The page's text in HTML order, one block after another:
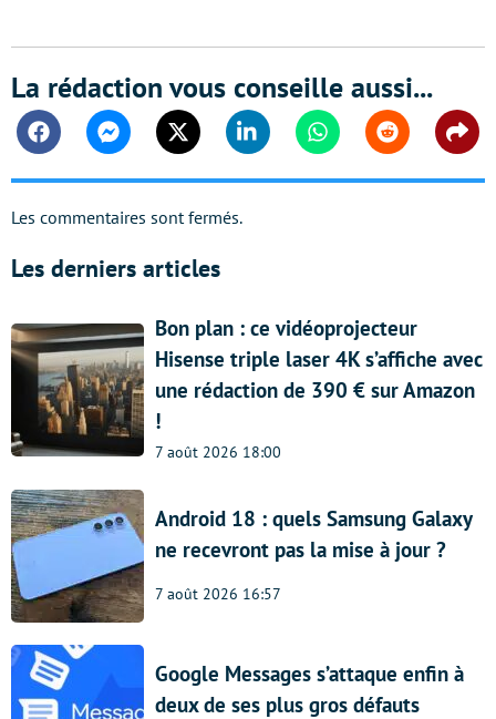
La rédaction vous conseille aussi...
FacebookMessengerTwitter Linkedin WhatsappReddit
Les commentaires sont fermés.
Les derniers articles
Bon plan : ce vidéoprojecteur
Hisense triple laser 4K s’affiche avec
une rédaction de 390 € sur Amazon
!
7 août 2026 18:00
Android 18 : quels Samsung Galaxy
ne recevront pas la mise à jour ?
7 août 2026 16:57
Google Messages s’attaque enfin à
deux de ses plus gros défauts